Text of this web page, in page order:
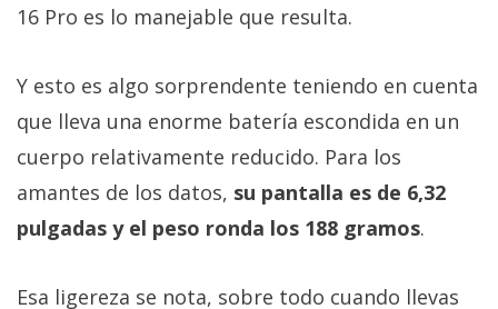
16 Pro es lo manejable que resulta.
Y esto es algo sorprendente teniendo en cuenta
que lleva una enorme batería escondida en un
cuerpo relativamente reducido. Para los
amantes de los datos, su pantalla es de 6,32
pulgadas y el peso ronda los 188 gramos.
Esa ligereza se nota, sobre todo cuando llevas